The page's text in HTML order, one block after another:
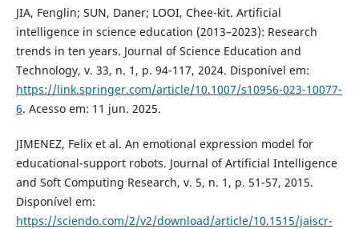
JIA, Fenglin; SUN, Daner; LOOI, Chee-kit. Artificial
intelligence in science education (2013–2023): Research
trends in ten years. Journal of Science Education and
Technology, v. 33, n. 1, p. 94-117, 2024. Disponível em:
https://link.springer.com/article/10.1007/s10956-023-10077-
6. Acesso em: 11 jun. 2025.
JIMENEZ, Felix et al. An emotional expression model for
educational-support robots. Journal of Artificial Intelligence
and Soft Computing Research, v. 5, n. 1, p. 51-57, 2015.
Disponível em:
https://sciendo.com/2/v2/download/article/10.1515/jaiscr-